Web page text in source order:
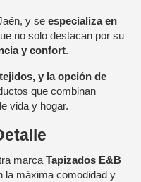
y se especializa en
no solo destacan por su
y confort.
y la opción de
que combinan
vida y hogar.
marca Tapizados E&B
la máxima comodidad y